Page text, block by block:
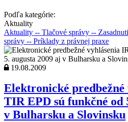
Podľa kategórie:
Aktuality
Aktuality -- Tlačové správy --
správy -- Príklady z právnej praxe
19.08.2009
Elektronické
TIR EPD sú funkčné od
v Bulharsku a Slovinsku